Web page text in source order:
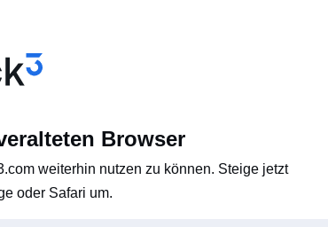
Browser
weiterhin nutzen zu können. Steige jetzt
oder Safari um.